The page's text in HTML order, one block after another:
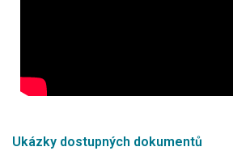
Ukázky dostupných dokumentů